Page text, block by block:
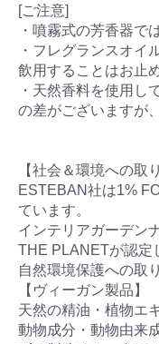
[ご注意]
・噴霧式の芳香器で
・フレグランスオイ
飲用することはお止
・天然香料を使用し
の差がございますが
【社会＆環境への取
ESTEBAN社は1%
ています。
インテリアガーデン
THE PLANETが認定
自然環境保護への取
【ヴィーガン製品】
天然の精油・植物エ
動物成分・動物由来